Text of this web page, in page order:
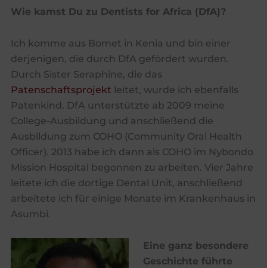
Wie kamst Du zu Dentists for Africa (DfA)?
Ich komme aus Bomet in Kenia und bin einer
derjenigen, die durch DfA gefördert wurden.
Durch Sister Seraphine, die das
Patenschaftsprojekt leitet, wurde ich ebenfalls
Patenkind. DfA unterstützte ab 2009 meine
College-Ausbildung und anschließend die
Ausbildung zum COHO (Community Oral Health
Officer). 2013 habe ich dann als COHO im Nybondo
Mission Hospital begonnen zu arbeiten. Vier Jahre
leitete ich die dortige Dental Unit, anschließend
arbeitete ich für einige Monate im Krankenhaus in
Asumbi.
Eine ganz besondere
Geschichte führte